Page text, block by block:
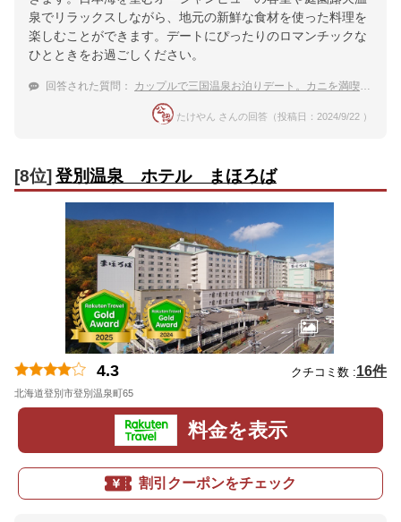
泉でリラックスしながら、地元の新鮮な食材を使った料理を
楽しむことができます。デートにぴったりのロマンチックな
ひとときをお過ごしください。
回答された質問： カップルで三国温泉お泊りデート。カニを満喫できる宿を教えて！
たけやん さんの回答（投稿日：2024/9/22 ）
[8位]登別温泉 ホテル まほろば
4.3 クチコミ数 :16件
北海道登別市登別温泉町65
料金を表示
割引クーポンをチェック